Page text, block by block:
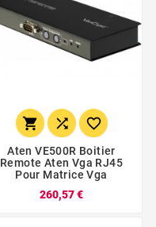
  
Aten VE500R Boitier
Remote Aten Vga RJ45
Pour Matrice Vga
260,57 €